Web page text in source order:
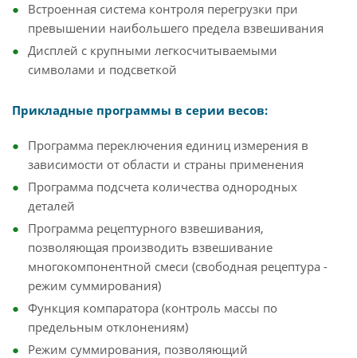
Встроенная система контроля перегрузки при
превышении наибольшего предела взвешивания
Дисплей с крупными легкосчитываемыми
символами и подсветкой
Прикладные программы в серии весов:
Программа переключения единиц измерения в
зависимости от области и страны применения
Программа подсчета количества однородных
деталей
Программа рецептурного взвешивания,
позволяющая производить взвешивание
многокомпонентной смеси (свободная рецептура -
режим суммирования)
Функция компаратора (контроль массы по
предельным отклонениям)
Режим суммирования, позволяющий